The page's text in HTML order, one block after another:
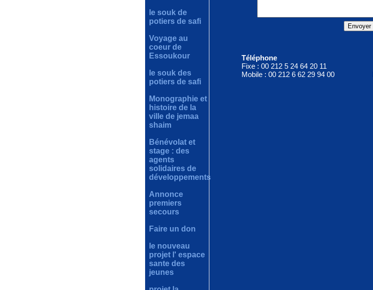
le souk de
potiers de safi
Voyage au
coeur de
Essoukour
le souk des
potiers de safi
Monographie et
histoire de la
ville de jemaa
shaim
Bénévolat et
stage : des
agents
solidaires de
développements
Annonce
premiers
secours
Faire un don
le nouveau
projet l' espace
sante des
jeunes
Téléphone
Fixe : 00 212 5 24 64 20 11
Mobile : 00 212 6 62 29 94 00